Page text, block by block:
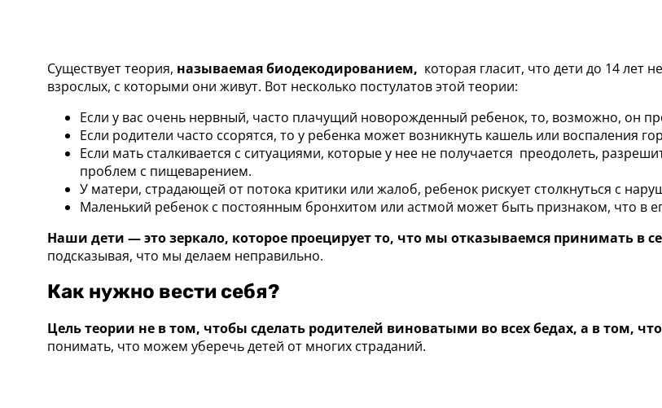
Существует теория, называемая биодекодированием, которая гласит, что дети до 14
взрослых, с которыми они живут. Вот несколько постулатов этой теории:
Если у вас очень нервный, часто плачущий новорожденный ребенок, то, возможно, он
Если родители часто ссорятся, то у ребенка может возникнуть кашель или воспаления
Если мать сталкивается с ситуациями, которые у нее не получается преодолеть,
проблем с пищеварением.
У матери, страдающей от потока критики или жалоб, ребенок рискует столкнуться с
Маленький ребенок с постоянным бронхитом или астмой может быть признаком, что в
Наши дети — это зеркало, которое проецирует то, что мы отказываемся принимать в
подсказывая, что мы делаем неправильно.
Как нужно вести себя?
Цель теории не в том, чтобы сделать родителей виноватыми во всех бедах, а в том,
понимать, что можем уберечь детей от многих страданий.